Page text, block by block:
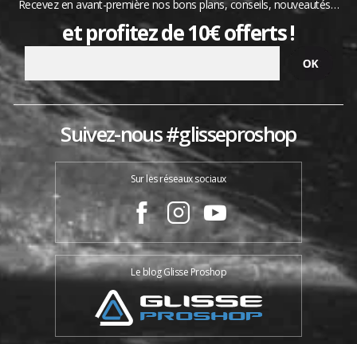
Recevez en avant-première nos bons plans, conseils, nouveautés…
et profitez de 10€ offerts !
Suivez-nous #glisseproshop
Sur les réseaux sociaux
Le blog Glisse Proshop